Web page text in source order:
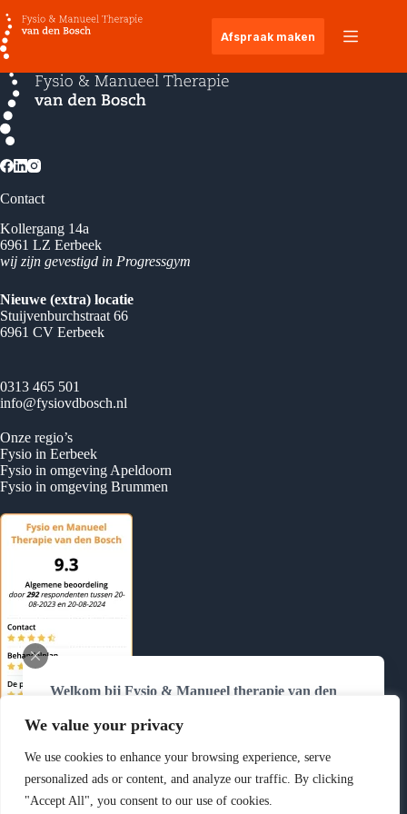
We value your privacy
We use cookies to enhance your browsing experience, serve
personalized ads or content, and analyze our traffic. By clicking
"Accept All", you consent to our use of cookies.
naar
de
inhoud
Welkom bij Fysio & Manueel therapie van den
Wij zijn telefonisch bereikbaar van
0384775370
Buiten deze tijden kunt u ons altijd mailen via
info@fysiovdbosch.nl
of uw afspraak zelf
online
inplannen.
Afspraak maken
Contact
Kollergang 14a
6961 LZ Eerbeek
wij zijn gevestigd in Progressgym
Nieuwe (extra) locatie
Stuijvenburchstraat 66
6961 CV Eerbeek
0313 465 501
info@fysiovdbosch.nl
Onze regio’s
Fysio in Eerbeek
Fysio in omgeving Apeldoorn
Fysio in omgeving Brummen
Copyright © 2026 Fysio & Manueel Therapie van den Bosch